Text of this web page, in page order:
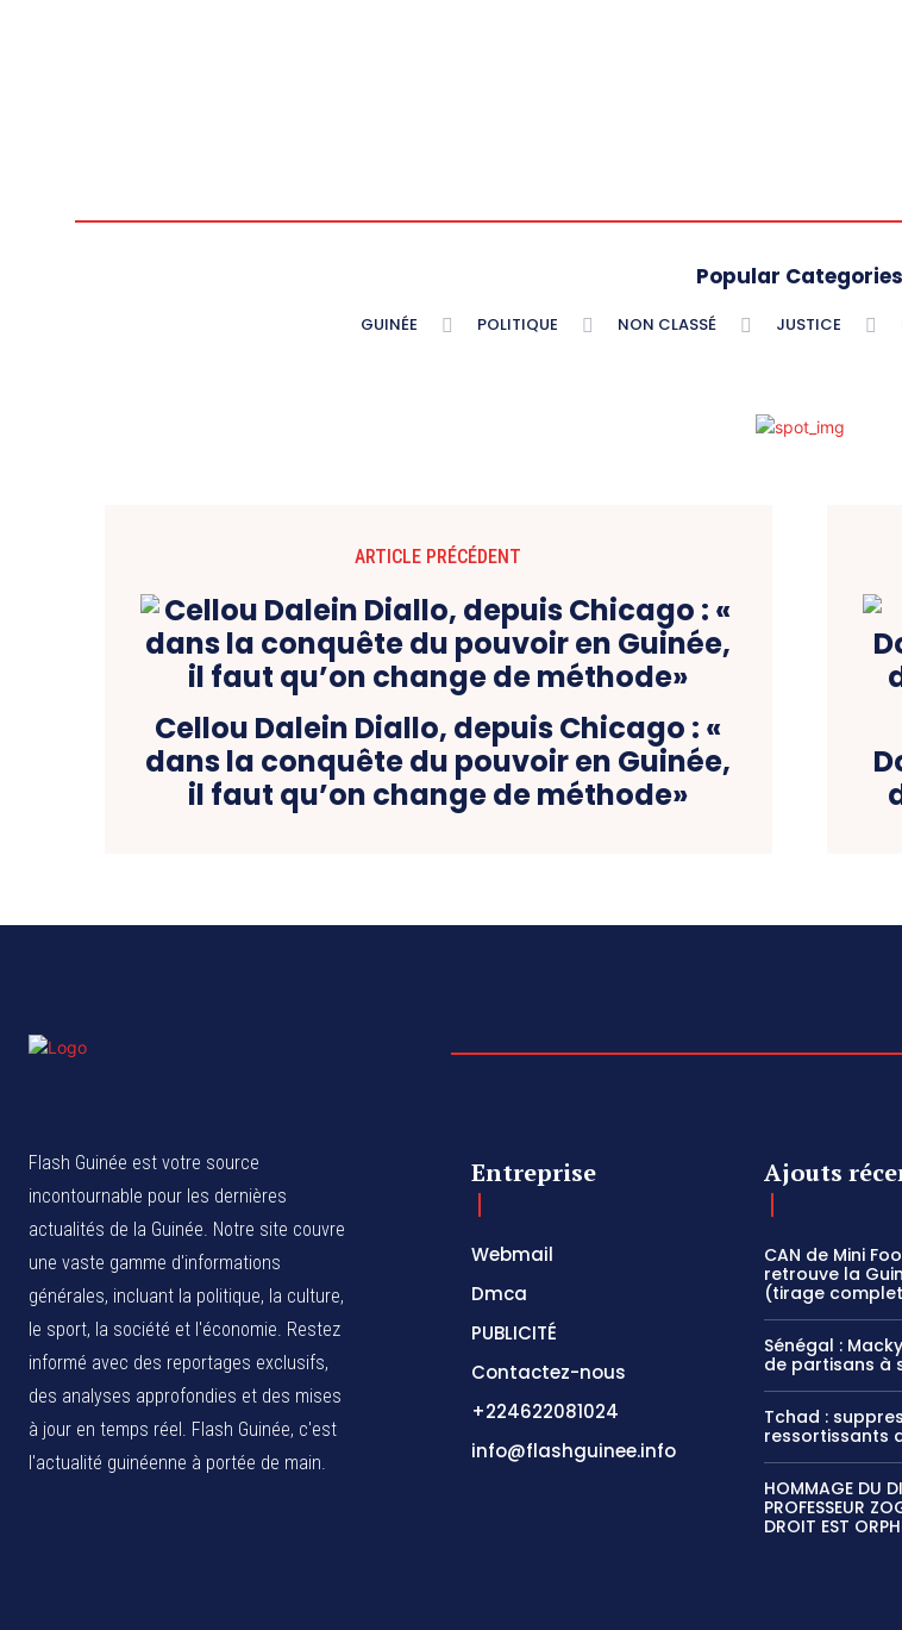
Popular Categories
GUINÉE POLITIQUE NON CLASSÉ JUSTICE
ARTICLE PRÉCÉDENT
Cellou Dalein Diallo, depuis Chicago : «
dans la conquête du pouvoir en Guinée,
il faut qu’on change de méthode»
Flash Guinée est votre source
incontournable pour les dernières
actualités de la Guinée. Notre site couvre
une vaste gamme d'informations
générales, incluant la politique, la culture,
le sport, la société et l'économie. Restez
informé avec des reportages exclusifs,
des analyses approfondies et des mises
à jour en temps réel. Flash Guinée, c'est
l'actualité guinéenne à portée de main.
Entreprise
Webmail
Dmca
PUBLICITÉ
Contactez-nous
+224622081024
info@flashguinee.info
Ajouts
CAN de Mini
retrouve la
(tirage
Sénégal :
de partisans à
Tchad :
ressortissants
HOMMAGE DU
PROFESSEUR
DROIT EST